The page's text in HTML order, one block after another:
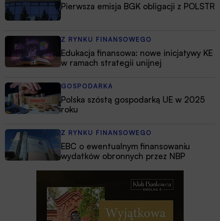
Pierwsza emisja BGK obligacji z POLSTR
Z RYNKU FINANSOWEGO
Edukacja finansowa: nowe inicjatywy KE
w ramach strategii unijnej
GOSPODARKA
Polska szóstą gospodarką UE w 2025
roku
Z RYNKU FINANSOWEGO
EBC o ewentualnym finansowaniu
wydatków obronnych przez NBP